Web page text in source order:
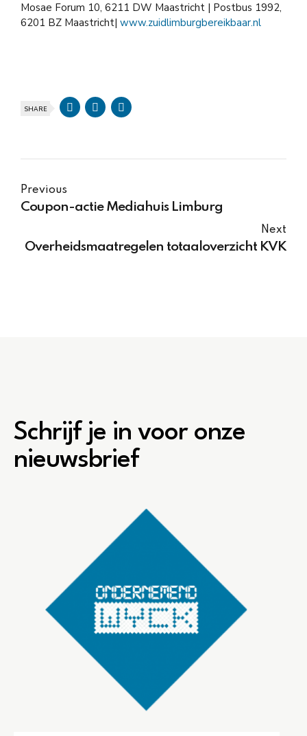
Mosae Forum 10, 6211 DW Maastricht | Postbus 1992,
6201 BZ Maastricht| www.zuidlimburgbereikbaar.nl
SHARE
Previous
Coupon-actie Mediahuis Limburg
Next
Overheidsmaatregelen totaaloverzicht KVK
Schrijf je in voor onze
nieuwsbrief